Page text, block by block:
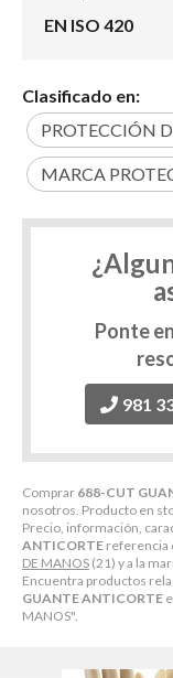
Comprar 688-CUT
nosotros. Producto en
Precio, información,
ANTICORTE referencia
DE MANOS (21) y a la
Encuentra productos
GUANTE ANTICORTE
MANOS".
EN ISO 420
Clasificado en:
PROTECCIÓN
MARCA
Ponte
981